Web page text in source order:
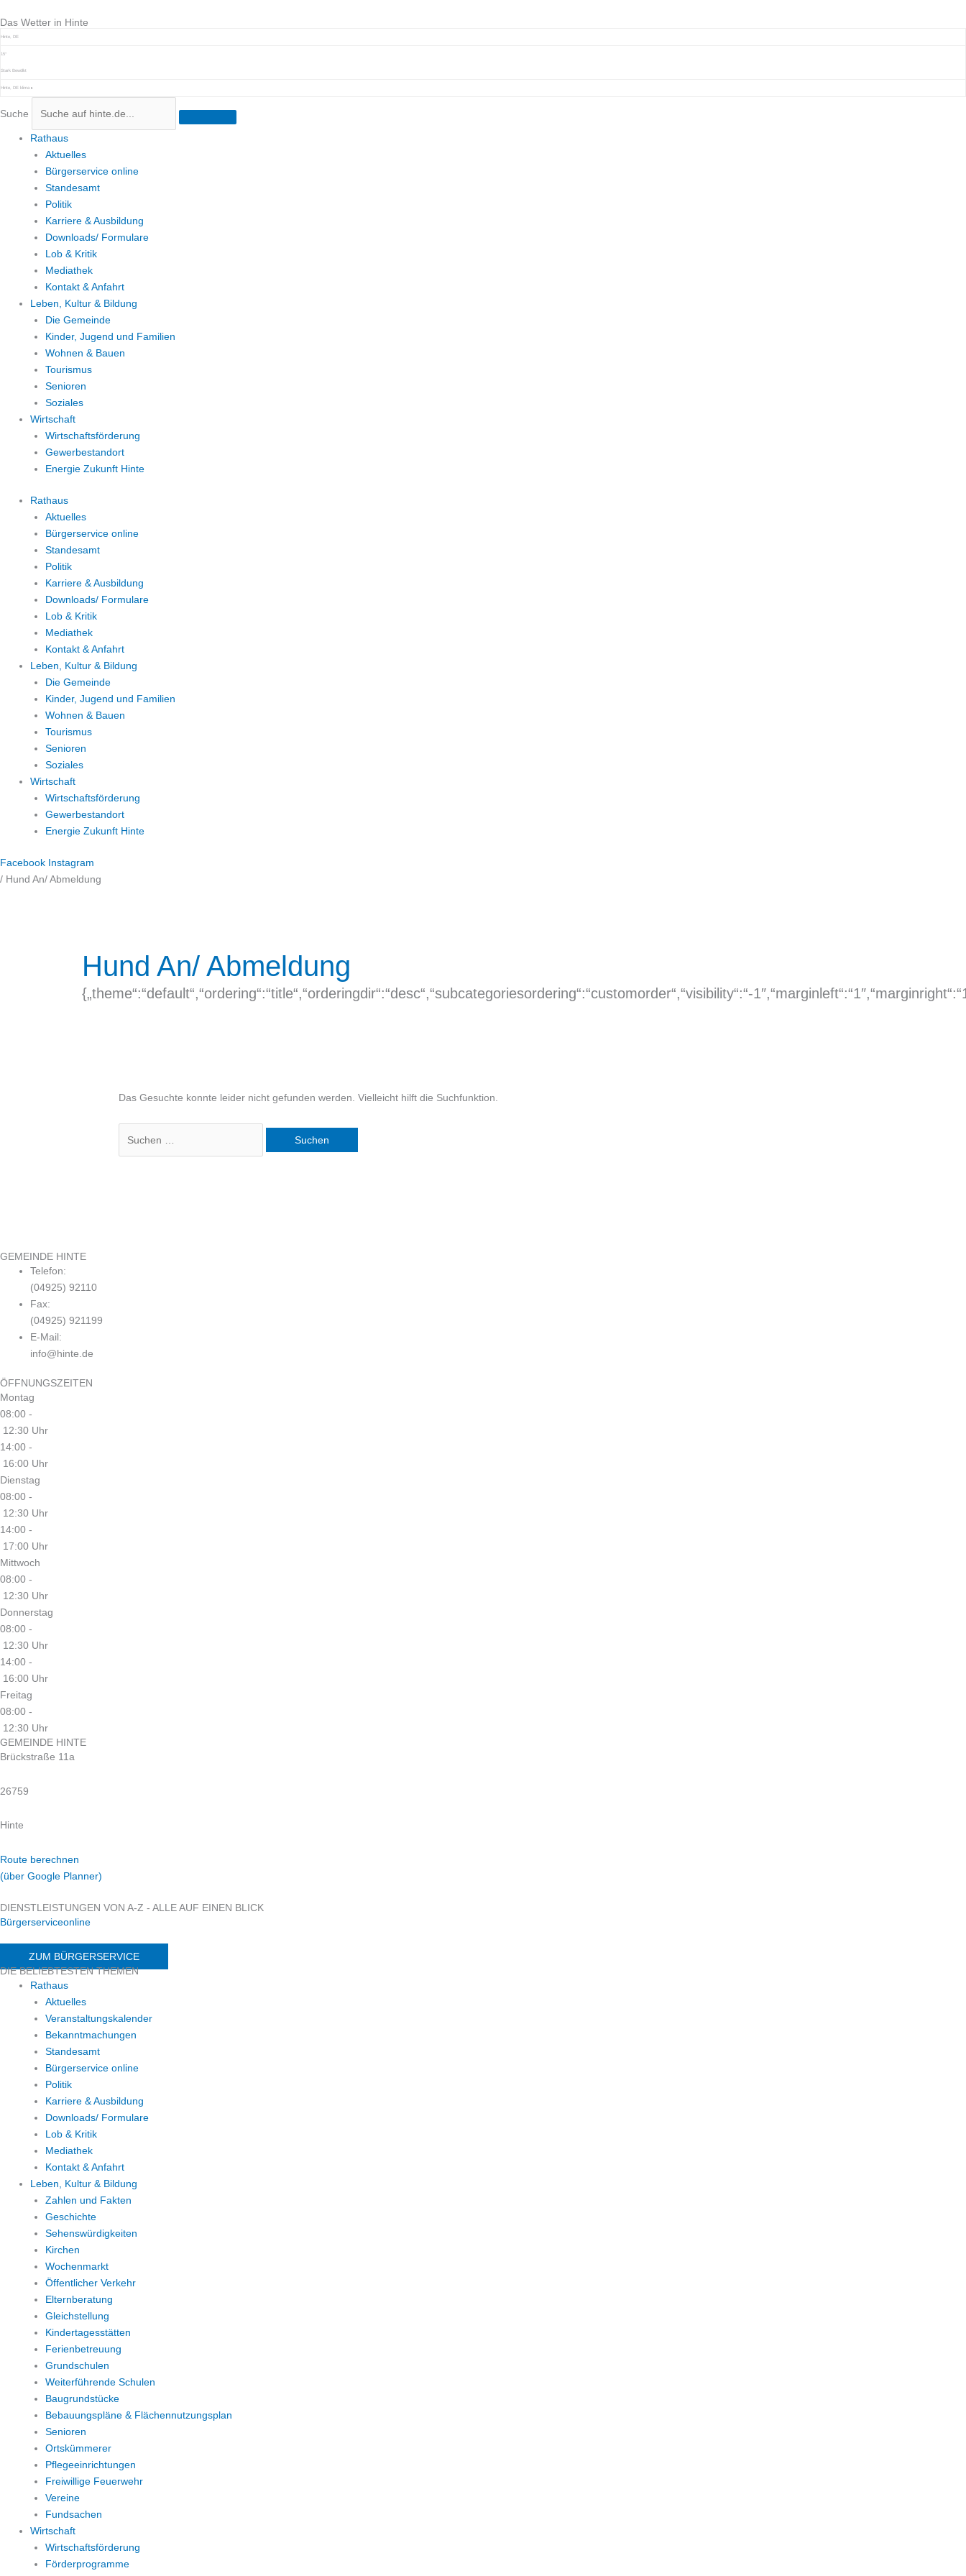
Inhalt
springen
Das Wetter in Hinte
Hinte, DE
15°
Stark Bewölkt
Hinte, DE klima ▸
Suche
Rathaus
Aktuelles
Bürgerservice online
Standesamt
Politik
Karriere & Ausbildung
Downloads/ Formulare
Lob & Kritik
Mediathek
Kontakt & Anfahrt
Leben, Kultur & Bildung
Die Gemeinde
Kinder, Jugend und Familien
Wohnen & Bauen
Tourismus
Senioren
Soziales
Wirtschaft
Wirtschaftsförderung
Gewerbestandort
Energie Zukunft Hinte
Rathaus
Aktuelles
Bürgerservice online
Standesamt
Politik
Karriere & Ausbildung
Downloads/ Formulare
Lob & Kritik
Mediathek
Kontakt & Anfahrt
Leben, Kultur & Bildung
Die Gemeinde
Kinder, Jugend und Familien
Wohnen & Bauen
Tourismus
Senioren
Soziales
Wirtschaft
Wirtschaftsförderung
Gewerbestandort
Energie Zukunft Hinte
Facebook Instagram
/ Hund An/ Abmeldung
Hund An/ Abmeldung
{„theme“:“default“,“ordering“:“title“,“orderingdir“:“desc“,“subcategoriesordering“:“customorder“,“visibility“:“-
Das Gesuchte konnte leider nicht gefunden werden. Vielleicht hilft die Suchfunktion.
GEMEINDE HINTE
Telefon:
(04925) 92110
Fax:
(04925) 921199
E-Mail:
info@hinte.de
ÖFFNUNGSZEITEN
Montag
08:00 -
12:30 Uhr
14:00 -
16:00 Uhr
Dienstag
08:00 -
12:30 Uhr
14:00 -
17:00 Uhr
Mittwoch
08:00 -
12:30 Uhr
Donnerstag
08:00 -
12:30 Uhr
14:00 -
16:00 Uhr
Freitag
08:00 -
12:30 Uhr
GEMEINDE HINTE
Brückstraße 11a
26759
Hinte
Route berechnen
(über Google Planner)
DIENSTLEISTUNGEN VON A-Z - ALLE AUF EINEN BLICK
Bürgerserviceonline
ZUM BÜRGERSERVICE
DIE BELIEBTESTEN THEMEN
Rathaus
Aktuelles
Veranstaltungskalender
Bekanntmachungen
Standesamt
Bürgerservice online
Politik
Karriere & Ausbildung
Downloads/ Formulare
Lob & Kritik
Mediathek
Kontakt & Anfahrt
Leben, Kultur & Bildung
Zahlen und Fakten
Geschichte
Sehenswürdigkeiten
Kirchen
Wochenmarkt
Öffentlicher Verkehr
Elternberatung
Gleichstellung
Kindertagesstätten
Ferienbetreuung
Grundschulen
Weiterführende Schulen
Baugrundstücke
Bebauungspläne & Flächennutzungsplan
Senioren
Ortskümmerer
Pflegeeinrichtungen
Freiwillige Feuerwehr
Vereine
Fundsachen
Wirtschaft
Wirtschaftsförderung
Förderprogramme